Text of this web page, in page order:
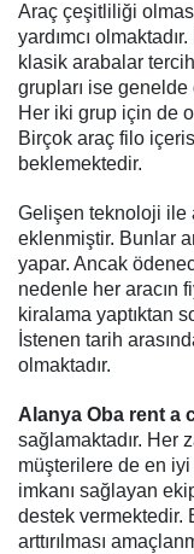
Araç çeşitliliği
yardımcı
klasik arabalar
grupları ise genelde
Her iki grup için de
Birçok araç filo
beklemektedir.
Gelişen teknoloji ile
eklenmiştir. Bunlar
yapar. Ancak
nedenle her aracın
kiralama yaptıktan
İstenen tarih
olmaktadır.
Alanya Oba rent a
sağlamaktadır. Her
müşterilere de en
imkanı sağlayan
destek vermektedir.
arttırılması